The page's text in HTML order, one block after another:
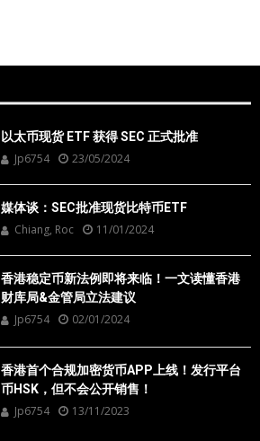
以太币现货 ETF 获得 SEC 正式批准
Jp6754 23/05/2024
媒体谈：SEC批准现货比特币ETF
Chiang, Roc 11/01/2024
香港稳定币新法例即将来临！一文读懂香港
财库局&金管局立法建议
Jp6754 02/01/2024
香港首个合规加密货币APP上线！发行平台
币HSK，但不会公开销售！
Jp6754 13/11/2023